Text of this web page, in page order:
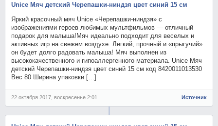
Unice Мяч детский Черепашки-ниндзя цвет синий 15 см
Яркий красочный мяч Unice «Черепашки-ниндзя» с
изображениями героев любимых мультфильмов — отличный
подарок для малыша!Мяч идеально подходит для веселых и
активных игр на свежем воздухе. Легкий, прочный и «прыгучий»
он будет долго радовать малыша! Мяч выполнен из
высококачественного и гипоаллергенного материала. Unice Мяч
детский Черепашки-ниндзя цвет синий 15 см код 8420011013530
Вес 80 Ширина упаковки […]
22 октября 2017, воскресенье 2:01 Источник